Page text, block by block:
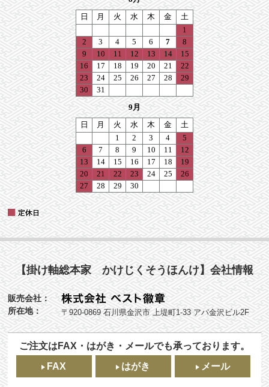
【掛け軸総本家 かけじくそうほんけ】会社情報
販売会社：
所在地：
〒920-0869 石川県金沢市 上堤町1-33 アパ金沢ビル2F
ご注文はFAX・はがき・メールでも承っております。
FAX
はがき メール